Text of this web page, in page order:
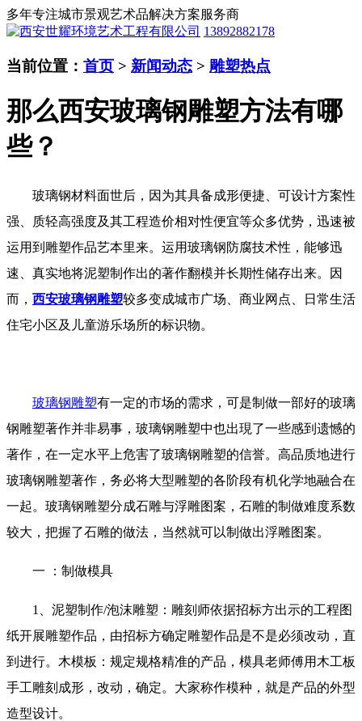
多年专注城市景观艺术品解决方案服务商
13892882178
当前位置： 首页 > 新闻动态 > 雕塑热点
那么西安玻璃钢雕塑方法有哪
些？
玻璃钢材料面世后，因为其具备成形便捷、可设计方案性
强、质轻高强度及其工程造价相对性便宜等众多优势，迅速被
运用到雕塑作品艺本里来。运用玻璃钢防腐技术性，能够迅
速、真实地将泥塑制作出的著作翻模并长期性储存出来。因
而， 西安玻璃钢雕塑较多变成城市广场、商业网点、日常生活
住宅小区及儿童游乐场所的标识物。
玻璃钢雕塑有一定的市场的需求，可是制做一部好的玻璃
钢雕塑著作并非易事，玻璃钢雕塑中也出現了一些感到遗憾的
著作，在一定水平上危害了玻璃钢雕塑的信誉。高品质地进行
玻璃钢雕塑著作，务必将大型雕塑的各阶段有机化学地融合在
一起。玻璃钢雕塑分成石雕与浮雕图案，石雕的制做难度系数
较大，把握了石雕的做法，当然就可以制做出浮雕图案。
一 ：制做模具
1、泥塑制作/泡沫雕塑：雕刻师依据招标方出示的工程图
纸开展雕塑作品，由招标方确定雕塑作品是不是必须改动，直
到进行。木模板：规定规格精准的产品，模具老师傅用木工板
手工雕刻成形，改动，确定。大家称作模种，就是产品的外型
造型设计。